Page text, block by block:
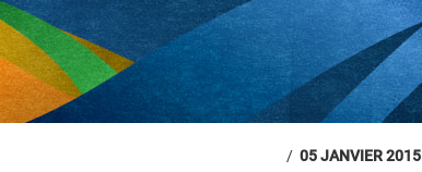
/ 05 JANVIER 2015